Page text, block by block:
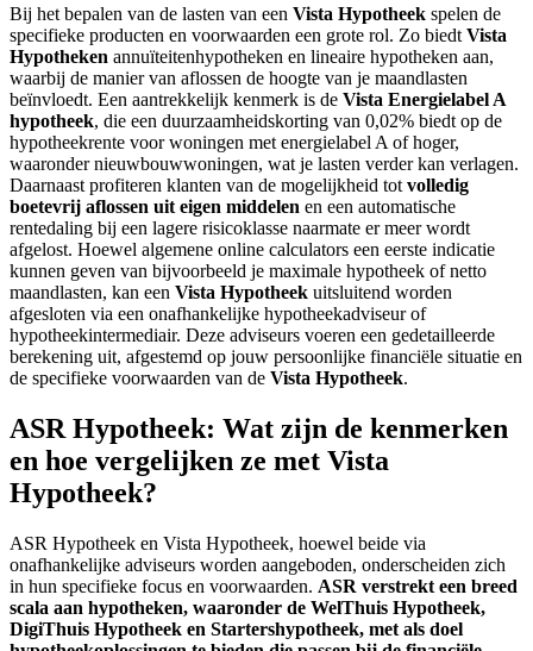
Bij het bepalen van de lasten van een Vista Hypotheek spelen de
specifieke producten en voorwaarden een grote rol. Zo biedt Vista
Hypotheken annuïteitenhypotheken en lineaire hypotheken aan,
waarbij de manier van aflossen de hoogte van je maandlasten
beïnvloedt. Een aantrekkelijk kenmerk is de Vista Energielabel A
hypotheek, die een duurzaamheidskorting van 0,02% biedt op de
hypotheekrente voor woningen met energielabel A of hoger,
waaronder nieuwbouwwoningen, wat je lasten verder kan verlagen.
Daarnaast profiteren klanten van de mogelijkheid tot volledig
boetevrij aflossen uit eigen middelen en een automatische
rentedaling bij een lagere risicoklasse naarmate er meer wordt
afgelost. Hoewel algemene online calculators een eerste indicatie
kunnen geven van bijvoorbeeld je maximale hypotheek of netto
maandlasten, kan een Vista Hypotheek uitsluitend worden
afgesloten via een onafhankelijke hypotheekadviseur of
hypotheekintermediair. Deze adviseurs voeren een gedetailleerde
berekening uit, afgestemd op jouw persoonlijke financiële situatie en
de specifieke voorwaarden van de Vista Hypotheek.
ASR Hypotheek: Wat zijn de kenmerken
en hoe vergelijken ze met Vista
Hypotheek?
ASR Hypotheek en Vista Hypotheek, hoewel beide via
onafhankelijke adviseurs worden aangeboden, onderscheiden zich
in hun specifieke focus en voorwaarden. ASR verstrekt een breed
scala aan hypotheken, waaronder de WelThuis Hypotheek,
DigiThuis Hypotheek en Startershypotheek, met als doel